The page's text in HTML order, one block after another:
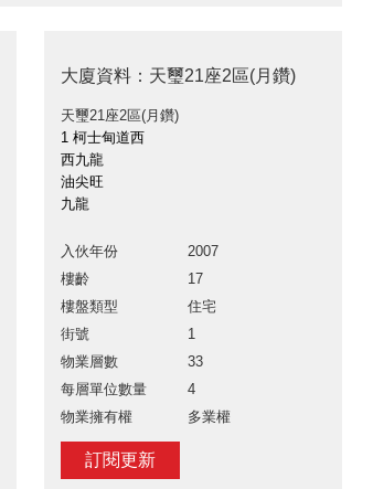
大廈資料：天璽21座2區(月鑽)
天璽21座2區(月鑽)
1 柯士甸道西
西九龍
油尖旺
九龍
入伙年份
2007
樓齡
17
樓盤類型
住宅
街號
1
物業層數
33
每層單位數量
4
物業擁有權
多業權
訂閱更新